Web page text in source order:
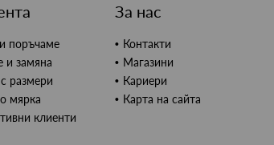
поръчаме
и замяна
размери
мярка
клиенти
За нас
Контакти
Магазини
Кариери
Карта на сайта